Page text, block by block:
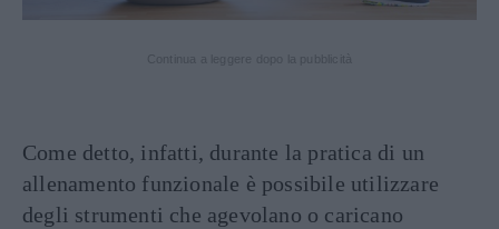
Come detto, infatti, durante la pratica di un
allenamento funzionale è possibile utilizzare
degli strumenti che agevolano o caricano